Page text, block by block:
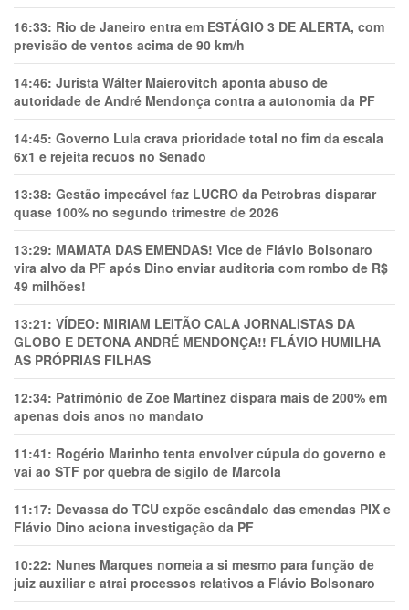
16:33: Rio de Janeiro entra em ESTÁGIO 3 DE ALERTA, com
previsão de ventos acima de 90 km/h
14:46: Jurista Wálter Maierovitch aponta abuso de
autoridade de André Mendonça contra a autonomia da PF
14:45: Governo Lula crava prioridade total no fim da escala
6x1 e rejeita recuos no Senado
13:38: Gestão impecável faz LUCRO da Petrobras disparar
quase 100% no segundo trimestre de 2026
13:29: MAMATA DAS EMENDAS! Vice de Flávio Bolsonaro
vira alvo da PF após Dino enviar auditoria com rombo de R$
49 milhões!
13:21: VÍDEO: MIRIAM LEITÃO CALA JORNALISTAS DA
GLOBO E DETONA ANDRÉ MENDONÇA!! FLÁVIO HUMILHA
AS PRÓPRIAS FILHAS
12:34: Patrimônio de Zoe Martínez dispara mais de 200% em
apenas dois anos no mandato
11:41: Rogério Marinho tenta envolver cúpula do governo e
vai ao STF por quebra de sigilo de Marcola
11:17: Devassa do TCU expõe escândalo das emendas PIX e
Flávio Dino aciona investigação da PF
10:22: Nunes Marques nomeia a si mesmo para função de
juiz auxiliar e atrai processos relativos a Flávio Bolsonaro